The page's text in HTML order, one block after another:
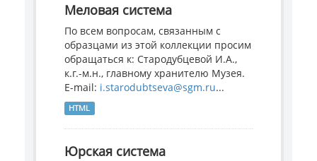
Меловая система
По всем вопросам, связанным с
образцами из этой коллекции просим
обращаться к: Стародубцевой И.А.,
к.г.-м.н., главному хранителю Музея.
E-mail: i.starodubtseva@sgm.ru...
HTML
Юрская система